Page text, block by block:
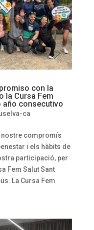
con la
la Cursa Fem
año consecutivo
ca
nostre compromís
i els hàbits de
participació, per
Fem Salut Sant
La Cursa Fem